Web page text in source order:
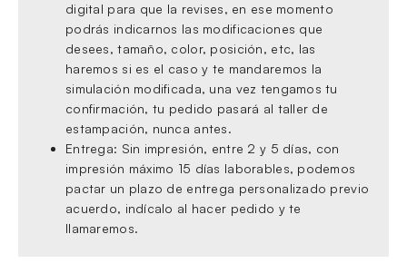
digital para que la revises, en ese momento
podrás indicarnos las modificaciones que
desees, tamaño, color, posición, etc, las
haremos si es el caso y te mandaremos la
simulación modificada, una vez tengamos tu
confirmación, tu pedido pasará al taller de
estampación, nunca antes.
Entrega: Sin impresión, entre 2 y 5 días, con
impresión máximo 15 días laborables, podemos
pactar un plazo de entrega personalizado previo
acuerdo, indícalo al hacer pedido y te
llamaremos.